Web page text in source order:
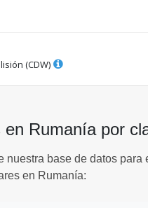
(CDW)
Rumanía por
base de datos para
en Rumanía: